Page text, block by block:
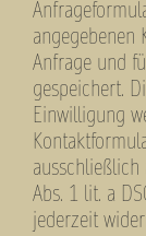
angegebenen
Anfrage und
gespeichert.
Einwilligung
Abs. 1 lit. a
jederzeit